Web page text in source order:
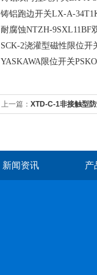
铸铝跑边开关LX-A-
耐腐蚀NTZH-9SXL11BF
SCK-2浇灌型磁性限位开
YASKAWA限位开关
上一篇： XTD-C-1非接触型
新闻资讯 产